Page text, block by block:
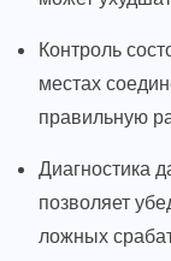
Контроль
местах
правильную
Диагностика
позволяет
ложных